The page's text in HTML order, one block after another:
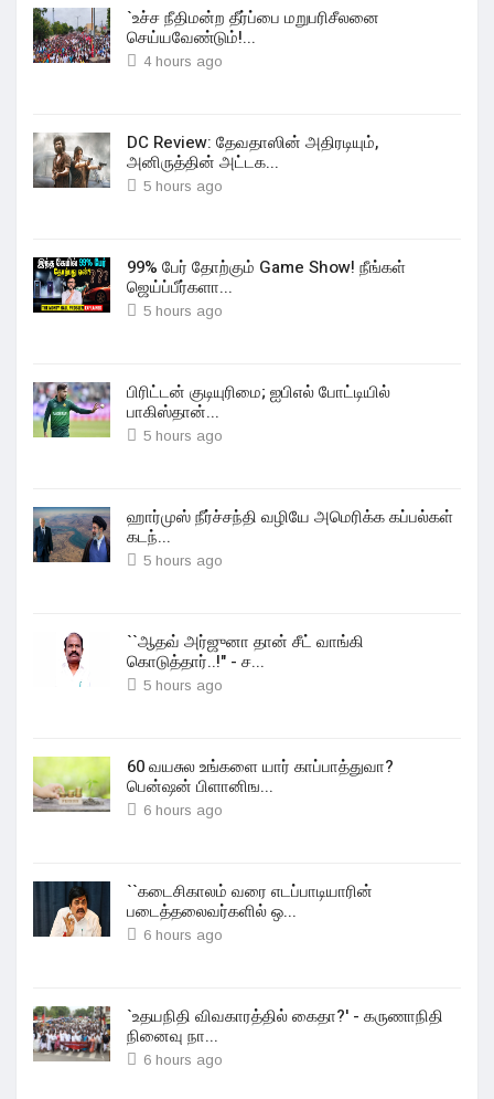
`உச்ச நீதிமன்ற தீர்ப்பை மறுபரிசீலனை
செய்யவேண்டும்!...
4 hours ago
DC Review: தேவதாஸின் அதிரடியும்,
அனிருத்தின் அட்டக...
5 hours ago
99% பேர் தோற்கும் Game Show! நீங்கள்
ஜெய்ப்பீர்களா...
5 hours ago
பிரிட்டன் குடியுரிமை; ஐபிஎல் போட்டியில்
பாகிஸ்தான்...
5 hours ago
ஹார்முஸ் நீர்ச்சந்தி வழியே அமெரிக்க கப்பல்கள்
கடந்...
5 hours ago
``ஆதவ் அர்ஜுனா தான் சீட் வாங்கி
கொடுத்தார்..!" - ச...
5 hours ago
60 வயசுல உங்களை யார் காப்பாத்துவா?
பென்ஷன் பிளானிங...
6 hours ago
``கடைசிகாலம் வரை எடப்பாடியாரின்
படைத்தலைவர்களில் ஒ...
6 hours ago
`உதயநிதி விவகாரத்தில் கைதா?' - கருணாநிதி
நினைவு நா...
6 hours ago